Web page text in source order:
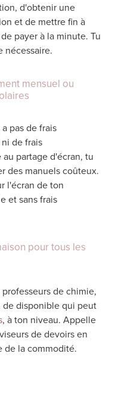
d'obtenir une
et de mettre fin à
payer à la minute. Tu
nécessaire.
mensuel ou
pas de frais
de frais
partage d'écran, tu
des manuels coûteux.
l'écran de ton
et sans frais
pour tous les
de chimie,
disponible qui peut
, à ton niveau. Appelle
de devoirs en
de la commodité.